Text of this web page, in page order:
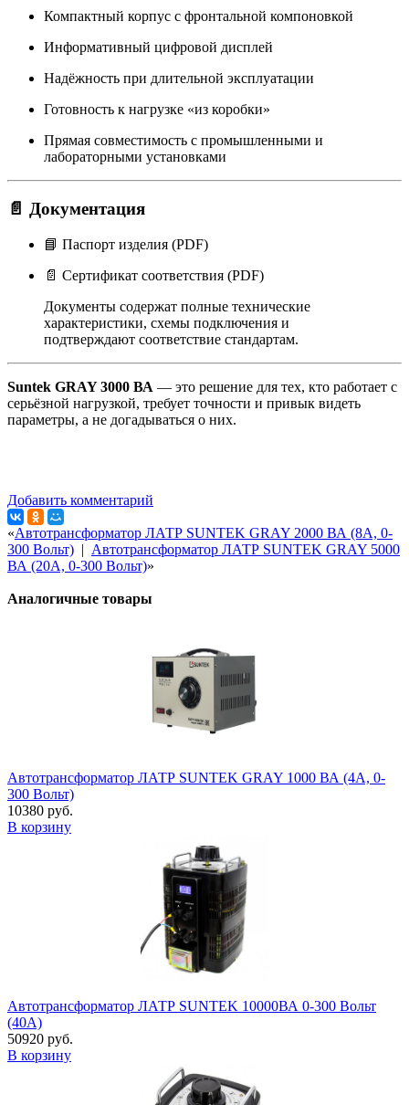
Компактный корпус с фронтальной компоновкой
Информативный цифровой дисплей
Надёжность при длительной эксплуатации
Готовность к нагрузке «из коробки»
Прямая совместимость с промышленными и
лабораторными установками
📄 Документация
📘 Паспорт изделия (PDF)
📄 Сертификат соответствия (PDF)
Документы содержат полные технические
характеристики, схемы подключения и
подтверждают соответствие стандартам.
Suntek GRAY 3000 ВА — это решение для тех, кто работает с
серьёзной нагрузкой, требует точности и привык видеть
параметры, а не догадываться о них.
Добавить комментарий
«Автотрансформатор ЛАТР SUNTEK GRAY 2000 ВА (8А, 0-
300 Вольт) | Автотрансформатор ЛАТР SUNTEK GRAY 5000
ВА (20А, 0-300 Вольт)»
Аналогичные товары
Автотрансформатор ЛАТР SUNTEK GRAY 1000 ВА (4А, 0-
300 Вольт)
10380 руб.
В корзину
Автотрансформатор ЛАТР SUNTEK 10000ВА 0-300 Вольт
(40А)
50920 руб.
В корзину